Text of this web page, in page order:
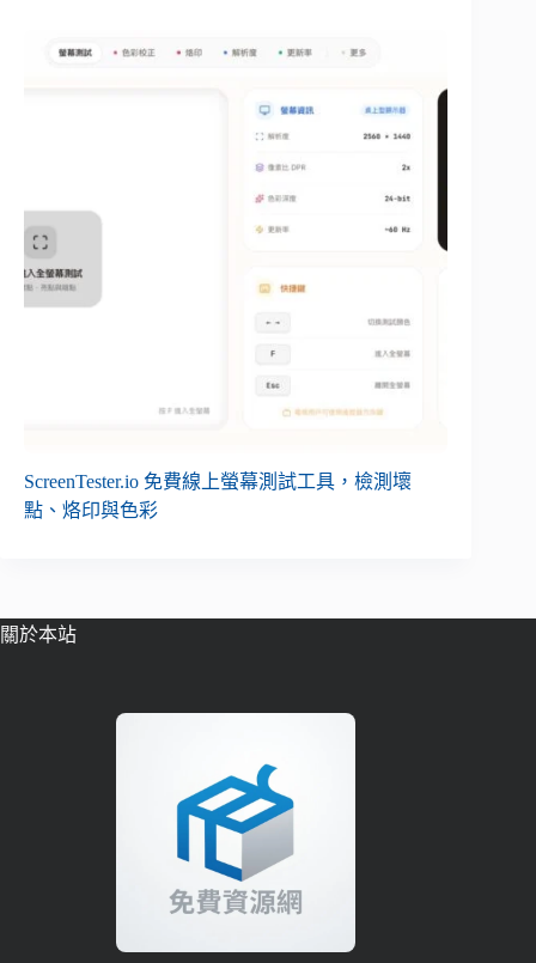
ScreenTester.io 免費線上螢幕測試工具，檢測壞
點、烙印與色彩
關於本站